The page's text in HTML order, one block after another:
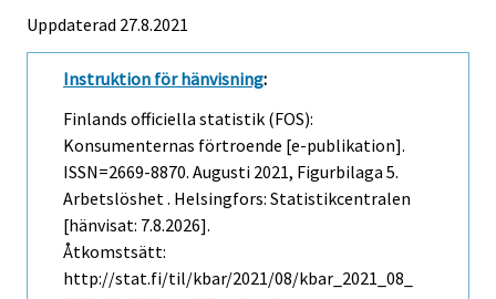
Uppdaterad 27.8.2021
Instruktion för hänvisning:
Finlands officiella statistik (FOS):
Konsumenternas förtroende [e-publikation].
ISSN=2669-8870. Augusti 2021, Figurbilaga 5.
Arbetslöshet . Helsingfors: Statistikcentralen
[hänvisat: 7.8.2026].
Åtkomstsätt:
http://stat.fi/til/kbar/2021/08/kbar_2021_08_